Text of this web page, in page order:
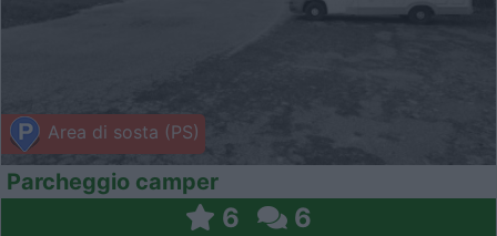
Area di sosta (PS)
Parcheggio camper
6 6